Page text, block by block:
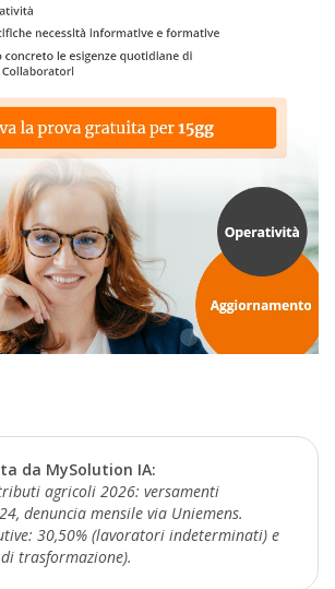
da MySolution IA:
agricoli 2026: versamenti
denuncia mensile via Uniemens.
30,50% (lavoratori indeterminati) e
trasformazione).